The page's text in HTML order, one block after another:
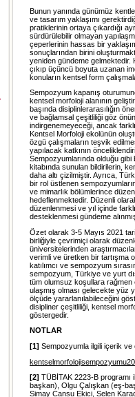
Bunun yanında günümüz
ve tasarım yaklaşımı
pratiklerinin ortaya çıkardığı
sürdürülebilir olmayan
çeperlerinin hassas bir
sonuçlarından birini
yeniden gündeme gelmektedir.
çıkıp üçüncü boyuta uzanan
konuların kentsel form
Sempozyum kapanış
kentsel morfoloji alanının
başında disiplinlerarasılığın
ve bağlamsal çeşitliliği göz
indirgenemeyeceği, ancak
Kentsel Morfoloji ekolünün
özgü çalışmaların teşvik
yapılacak katkının
Sempozyumlarında olduğu
kitabında sunulan bildirilerin,
daha altı çizilmiştir. Ayrıca,
bir rol üstlenen
ve mimarlık bölümlerince
hedeflenmektedir. Düzenli
düzenlenmesi ve yıl içinde
desteklenmesi gündeme
Özet olarak 3-5 Mayıs 2021
birliğiyle çevrimiçi olarak
üniversitelerinden
verimli ve üretken bir tartışma
katılımcı ve sempozyum
sempozyum, Türkiye ve yurt
tüm olumsuz koşullara
ulaşmış olması gelecekte yüz
ölçüde yararlanılabileceğini
disipliner çeşitliliği, kentsel
göstergedir.
NOTLAR
[1] Sempozyumla ilgili içerik ve
[2] TÜBİTAK 2223-B
başkan), Olgu Çalışkan (eş-
Simay Cansu Ekici, Selen